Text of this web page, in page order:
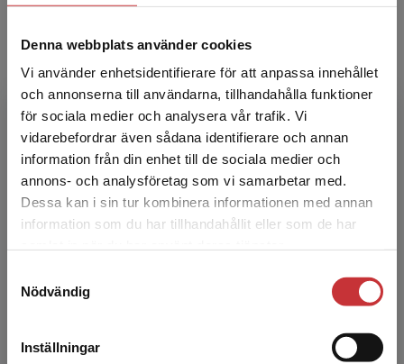
Denna webbplats använder cookies
Vi använder enhetsidentifierare för att anpassa innehållet
och annonserna till användarna, tillhandahålla funktioner
för sociala medier och analysera vår trafik. Vi
vidarebefordrar även sådana identifierare och annan
information från din enhet till de sociala medier och
annons- och analysföretag som vi samarbetar med.
Dessa kan i sin tur kombinera informationen med annan
information som du har tillhandahållit eller som de har
Nödvändig
Inställningar
Begränsad fraktregion
Det verkar som att du besöker
studentlitteratur.se via en enhet utanför Sverige.
Vi erbjuder inte leveranser utanför Sverige. För
att kunna slutföra ett köp måste
Joakim Lindgren
Joakim Lindgren är docent vid Institutionen för
tillämpad utbildningsvetenskap vid Umeå
universitet och hans forskning handlar om